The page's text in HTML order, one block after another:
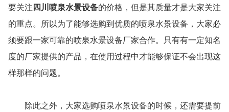
要关注四川喷泉水景设备的价格，但是其质量才是大家关注
的重点。所以为了能够选购到优质的喷泉水景设备，大家必
须要跟一家可靠的喷泉水景设备厂家合作。只有有一定知名
度的厂家提供的产品，在使用过程中才能够保证不会出现这
样那样的问题。
除此之外，大家选购喷泉水景设备的时候，还需要提前